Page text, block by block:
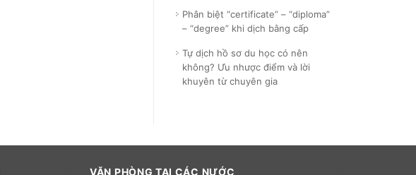
Phân biệt “certificate” – “diploma”
– “degree” khi dịch bằng cấp
Tự dịch hồ sơ du học có nên
không? Ưu nhược điểm và lời
khuyên từ chuyên gia
VĂN PHÒNG TẠI CÁC NƯỚC